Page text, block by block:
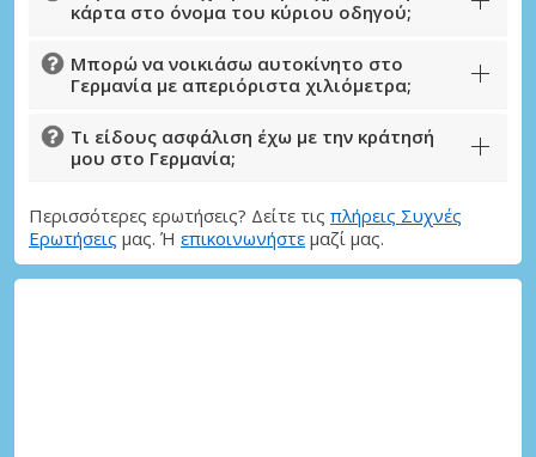
κάρτα στο όνομα του κύριου οδηγού;
Μπορώ να νοικιάσω αυτοκίνητο στο
Γερμανία με απεριόριστα χιλιόμετρα;
Τι είδους ασφάλιση έχω με την κράτησή
μου στο Γερμανία;
Περισσότερες ερωτήσεις? Δείτε τις πλήρεις Συχνές
Ερωτήσεις μας. Ή επικοινωνήστε μαζί μας.